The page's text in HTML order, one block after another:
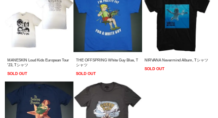
MANESKIN Loud Kids European Tour
'23, Tシャツ
SOLD OUT
THE OFFSPRING White Guy Blue, T
シャツ
SOLD OUT
NIRVANA Nevermind Album, Tシャツ
SOLD OUT